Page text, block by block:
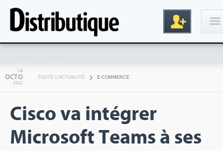
14
OCTO
2022
TOUTE L'ACTUALITÉ E-COMMERCE
Cisco va intégrer
Microsoft Teams à ses